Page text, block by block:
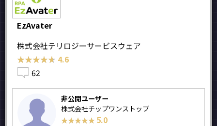
EzAvater
株式会社テリロジーサービスウェア
★★★★★
★★★★★ 4.6
62
非公開ユーザー
株式会社チップワンストップ
★★★★★
★★★★★ 5.0